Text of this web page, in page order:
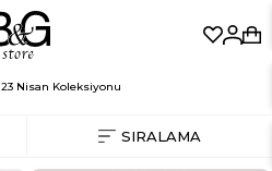
23 Nisan Koleksiyonu
SIRALAMA